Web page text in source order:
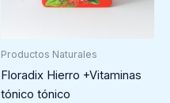
Productos Naturales
Floradix Hierro +Vitaminas
tónico tónico